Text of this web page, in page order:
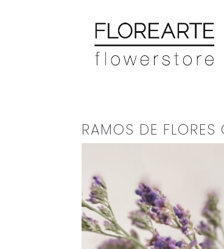
RAMOS DE FLORES